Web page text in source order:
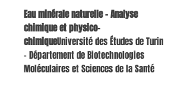
Eau minérale naturelle – Analyse
chimique et physico-
chimiqueUniversité des Études de Turin
– Département de Biotechnologies
Moléculaires et Sciences de la Santé